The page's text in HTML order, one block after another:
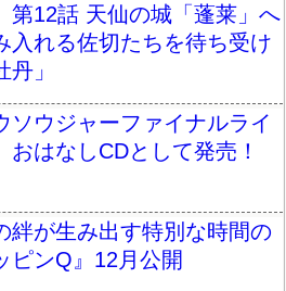
第12話 天仙の城「蓬莱」へ
入れる佐切たちを待ち受け
」
ソウジャーファイナルライ
おはなしCDとして発売！
絆が生み出す特別な時間の
ピンQ』12月公開